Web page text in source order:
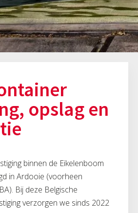
opslag en
binnen de Eikelenboom
in Ardooie (voorheen
Bij deze Belgische
verzorgen we sinds 2022